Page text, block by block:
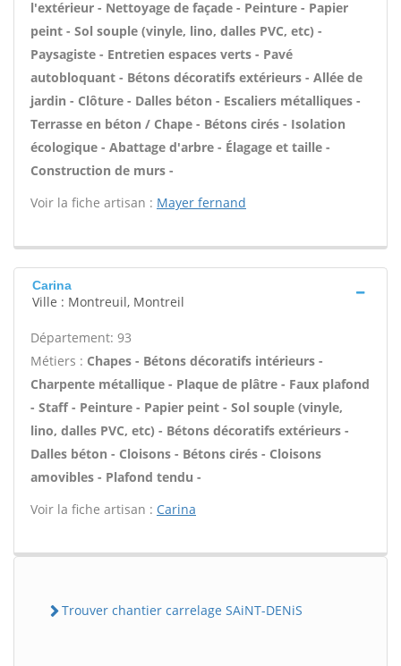
l'extérieur - Nettoyage de façade - Peinture - Papier
peint - Sol souple (vinyle, lino, dalles PVC, etc) -
Paysagiste - Entretien espaces verts - Pavé
autobloquant - Bétons décoratifs extérieurs - Allée de
jardin - Clôture - Dalles béton - Escaliers métalliques -
Terrasse en béton / Chape - Bétons cirés - Isolation
écologique - Abattage d'arbre - Élagage et taille -
Construction de murs -
Voir la fiche artisan : Mayer fernand
Carina
Ville : Montreuil, Montreil
Département: 93
Métiers : Chapes - Bétons décoratifs intérieurs -
Charpente métallique - Plaque de plâtre - Faux plafond
- Staff - Peinture - Papier peint - Sol souple (vinyle,
lino, dalles PVC, etc) - Bétons décoratifs extérieurs -
Dalles béton - Cloisons - Bétons cirés - Cloisons
amovibles - Plafond tendu -
Voir la fiche artisan : Carina
Trouver chantier carrelage SAiNT-DENiS